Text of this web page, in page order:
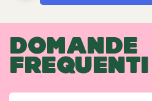
DOMANDE
FREQUENTI